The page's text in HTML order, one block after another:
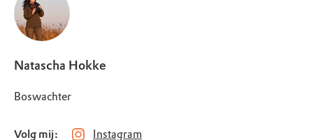
Natascha Hokke
Boswachter
Volg mij: Instagram